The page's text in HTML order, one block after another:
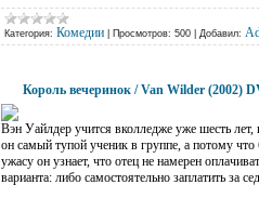
Категория: Комедии Просмотров: 500 Добавил:
Король вечеринок / Van Wilder (2002)
Вэн Уайлдер учится вколледже уже шесть
он самый тупой ученик в группе, а потому
ужасу он узнает, что отец не намерен
варианта: либо самостоятельно заплатить за